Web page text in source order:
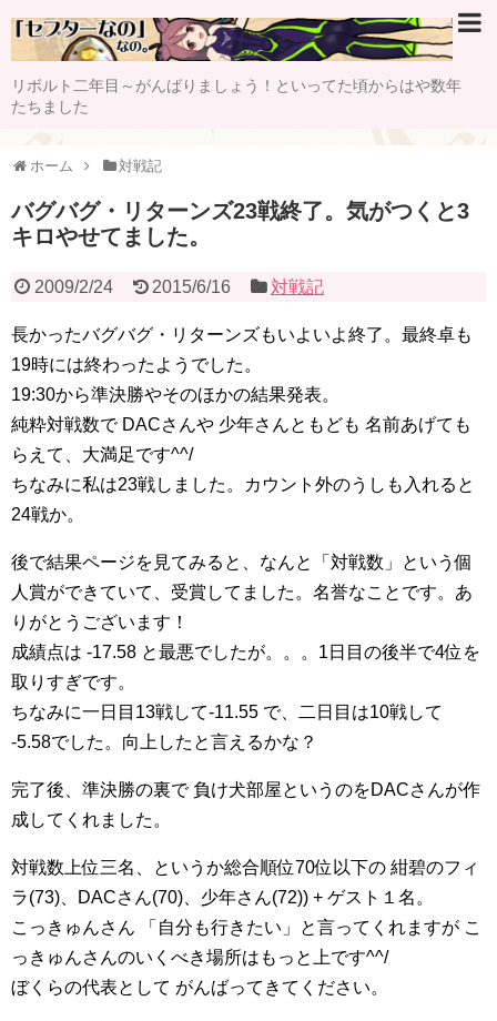
リボルト二年目～がんばりましょう！といってた頃からはや数年
たちました
ホーム 対戦記
バグバグ・リターンズ23戦終了。気がつくと3
キロやせてました。
2009/2/24 2015/6/16 対戦記
長かったバグバグ・リターンズもいよいよ終了。最終卓も
19時には終わったようでした。
19:30から準決勝やそのほかの結果発表。
純粋対戦数で DACさんや 少年さんともども 名前あげても
らえて、大満足です^^/
ちなみに私は23戦しました。カウント外のうしも入れると
24戦か。
後で結果ページを見てみると、なんと「対戦数」という個
人賞ができていて、受賞してました。名誉なことです。あ
りがとうございます！
成績点は -17.58 と最悪でしたが。。。1日目の後半で4位を
取りすぎです。
ちなみに一日目13戦して-11.55 で、二日目は10戦して
-5.58でした。向上したと言えるかな？
完了後、準決勝の裏で 負け犬部屋というのをDACさんが作
成してくれました。
対戦数上位三名、というか総合順位70位以下の 紺碧のフィ
ラ(73)、DACさん(70)、少年さん(72)) + ゲスト１名。
こっきゅんさん 「自分も行きたい」と言ってくれますが こ
っきゅんさんのいくべき場所はもっと上です^^/
ぼくらの代表として がんばってきてください。